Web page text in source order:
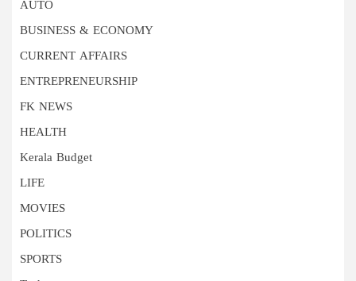
AUTO
BUSINESS & ECONOMY
CURRENT AFFAIRS
ENTREPRENEURSHIP
FK NEWS
HEALTH
Kerala Budget
LIFE
MOVIES
POLITICS
SPORTS